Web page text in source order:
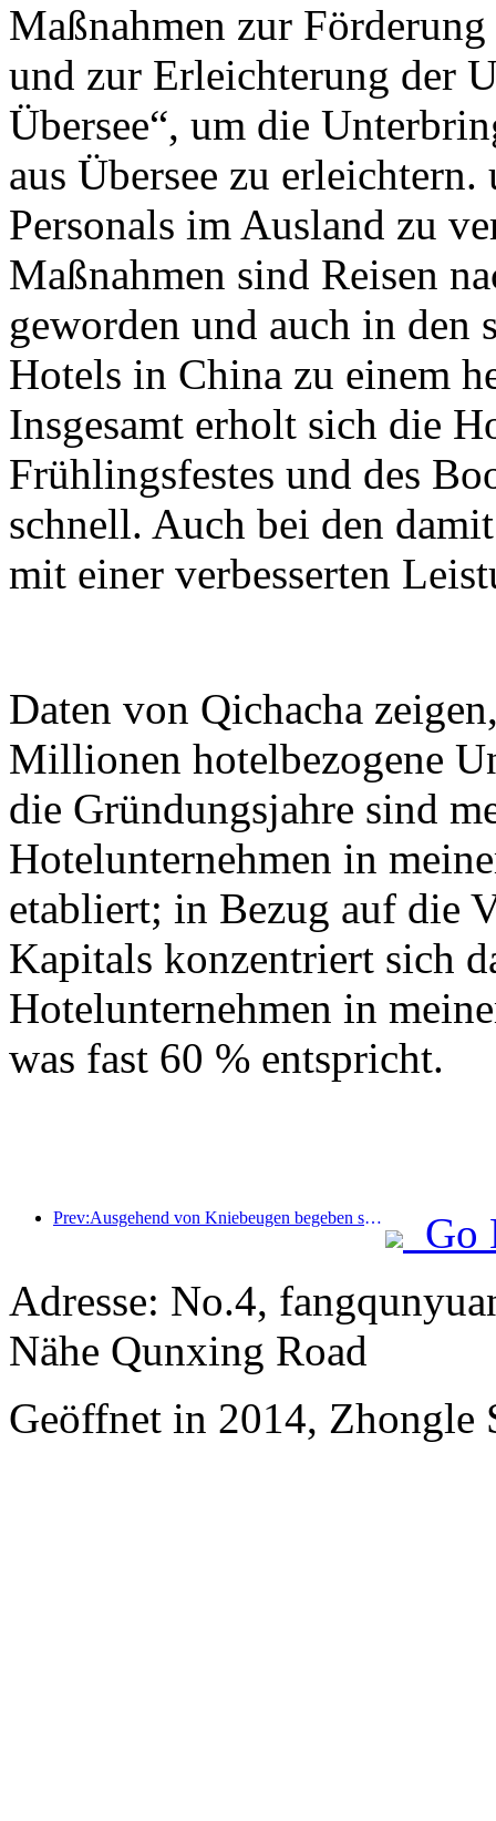
Maßnahmen zur
und zur Erleichterung der
Übersee“, um die
aus Übersee zu
Personals im Ausland zu
Maßnahmen sind Reisen
geworden und auch in
Hotels in China zu einem
Insgesamt erholt sich die
Frühlingsfestes und des
schnell. Auch bei den
mit einer verbesserten
Daten von Qichacha
Millionen hotelbezogene
die Gründungsjahre sind
Hotelunternehmen in
etabliert; in Bezug auf die
Kapitals konzentriert sich
Hotelunternehmen in
was fast 60 % entspricht.
Prev:Ausgehend von Kniebeugen begeben sich kleine und mittelgroße Weinpfeifen auf eine neue Reise der Energiespeicherung
Go
Adresse: No.4,
Nähe Qunxing Road
Geöffnet in 2014,